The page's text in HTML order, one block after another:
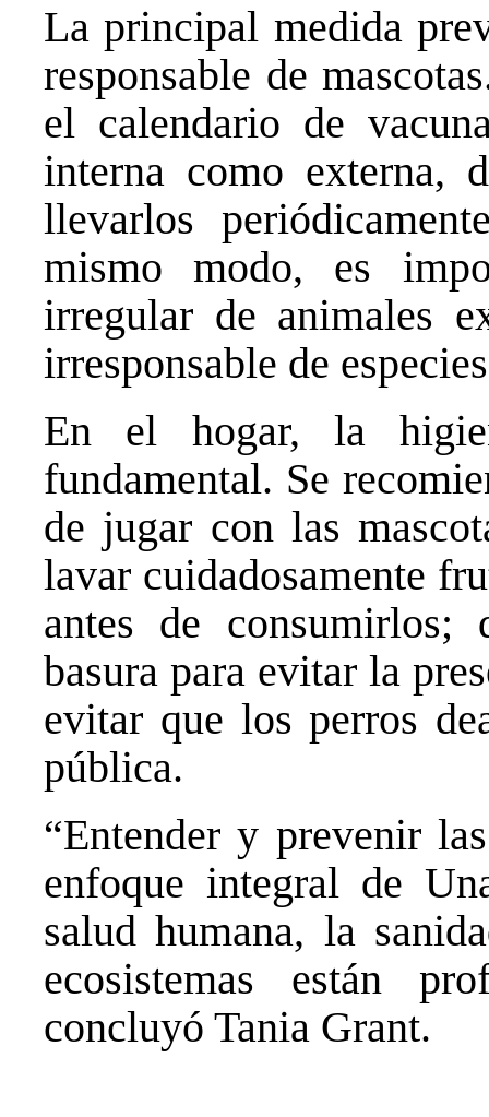
La principal medida
responsable de
el calendario de
interna como externa,
llevarlos
mismo modo, es
irregular de animales
irresponsable de
En el hogar, la
fundamental. Se
de jugar con las
lavar cuidadosamente
antes de consumirlos;
basura para evitar la
evitar que los perros
pública.
“Entender y prevenir
enfoque integral de
salud humana, la
ecosistemas están
concluyó Tania Grant.